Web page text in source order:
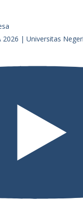
2026 | Universitas